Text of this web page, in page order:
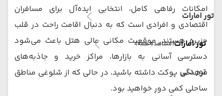
تور امارات
تور امارات(مشاهده همه)
تور دبی
امکانات رفاهی کامل، انتخابی ایده‌آل برای مسافران
اقتصادی و افرادی است که به دنبال اقامت راحت در قلب
جزیره هستند. موقعیت مکانی عالی هتل باعث می‌شود
دسترسی آسانی به بازارها، مراکز خرید و جاذبه‌های
فرهنگی پوکت داشته باشید، در حالی که از شلوغی مناطق
ساحلی کمی دور خواهید بود.